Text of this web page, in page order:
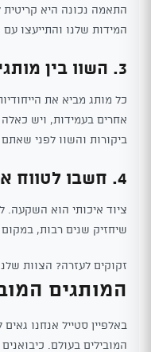
התאמה נכונה היא קריטית
המידות שלנו והתייעצו
3. השוו בין מותגים
כל מותג מביא את
אחרים בעמידות, ויש
ביקורות והשוו לפני שאתם
4. חשבו לטווח ארוך
ציוד איכותי הוא השקעה.
שיחזיק שנים רבות,
זקוקים לעזרה? הצוות
המותגים
באלפיין סטייל אנחנו
המובילים בעולם.